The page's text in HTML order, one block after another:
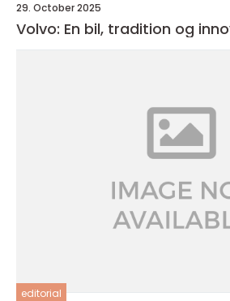
29. October 2025
Volvo: En bil, tradition og
editorial